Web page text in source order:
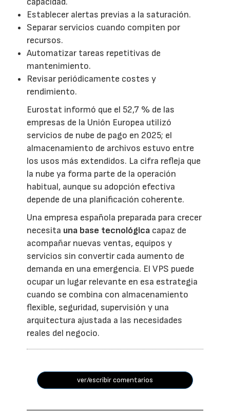
Establecer alertas previas a la saturación.
Separar servicios cuando compiten por
recursos.
Automatizar tareas repetitivas de
mantenimiento.
Revisar periódicamente costes y
rendimiento.
Eurostat informó que el 52,7 % de las
empresas de la Unión Europea utilizó
servicios de nube de pago en 2025; el
almacenamiento de archivos estuvo entre
los usos más extendidos. La cifra refleja que
la nube ya forma parte de la operación
habitual, aunque su adopción efectiva
depende de una planificación coherente.
Una empresa española preparada para crecer
necesita una base tecnológica capaz de
acompañar nuevas ventas, equipos y
servicios sin convertir cada aumento de
demanda en una emergencia. El VPS puede
ocupar un lugar relevante en esa estrategia
cuando se combina con almacenamiento
flexible, seguridad, supervisión y una
arquitectura ajustada a las necesidades
reales del negocio.
ver/escribir comentarios